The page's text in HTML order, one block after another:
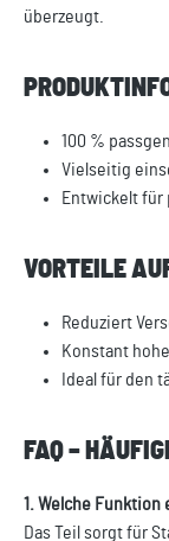
überzeugt.
100 %
Vielseitig
Entwickelt für
VORTEILE
Reduziert
Konstant
Ideal für den
FAQ –
1. Welche
Das Teil sorgt für